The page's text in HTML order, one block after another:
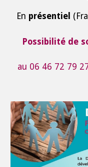
En présentiel
Possibilité de
au 06 46 72 79